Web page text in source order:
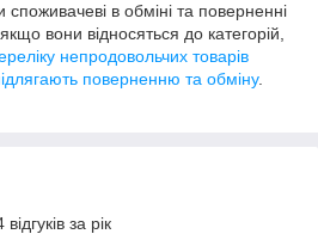
в обміні та поверненні
вони відносяться до категорій,
непродовольчих товарів
поверненню та обміну.
за рік